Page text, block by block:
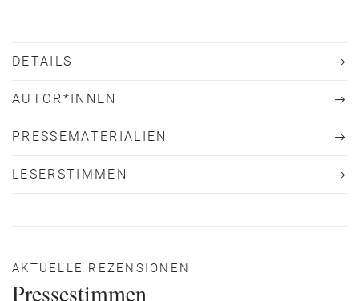
DETAILS
AUTOR*INNEN
PRESSEMATERIALIEN
LESERSTIMMEN
AKTUELLE REZENSIONEN
Pressestimmen